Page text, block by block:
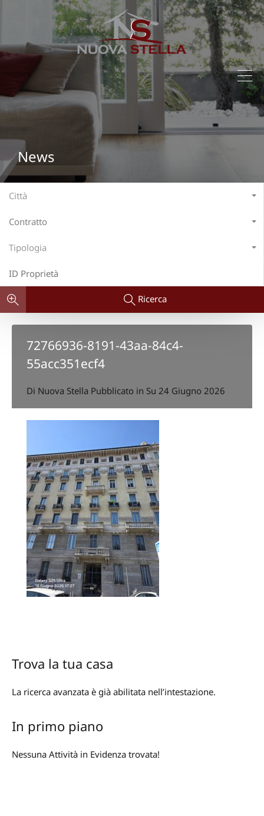
News
Città
Contratto
Tipologia
Ricerca
72766936-8191-43aa-84c4-
55acc351ecf4
Di Nuova Stella Pubblicato in Su 24 Giugno 2026
Trova la tua casa
La ricerca avanzata è già abilitata nell’intestazione.
In primo piano
Nessuna Attività in Evidenza trovata!